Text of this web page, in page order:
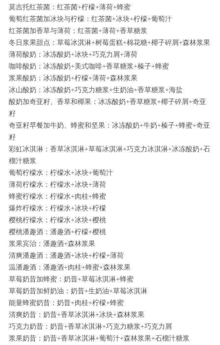
莫吉托红茶菌：红茶菌+柠檬+薄荷+蜂蜜
葡萄红茶菌加冰块与柠檬：红茶菌+冰块+柠檬+葡萄汁
红茶菌加香草与薄荷：红茶菌+薄荷+香草糖浆
冬日浆果甜点：草莓冰淇淋+树莓蛋糕+棉花糖+椰子碎屑+森林浆果
薄荷酸奶：冰冻酸奶+冰块+巧克力屑+薄荷
咖啡酸奶：冰冻酸奶+美式咖啡+香草糖浆+榛子+蜂蜜
浆果酸奶：冰冻酸奶+柠檬+薄荷+森林浆果
冰山酸奶：冰冻酸奶+巧克力糖浆+生奶油+香草糖浆+海盐
酸奶加奇亚籽、香草和椰果：冰冻酸奶+香草糖浆+椰子碎屑+奇亚
籽
奇亚籽早餐加牛奶、蜂蜜和坚果：冰冻酸奶+牛奶+榛子+蜂蜜+奇亚
籽
彩虹冰淇淋：香草冰淇淋+草莓冰淇淋+巧克力冰淇淋+冰冻酸奶+石
榴汁糖浆
葡萄柠檬水：柠檬水+冰块+葡萄汁
薄荷柠檬水：柠檬水+冰块+薄荷
蜂蜜柠檬水：柠檬水+肉桂+蜂蜜
爆炸柠檬水：柠檬水+冰块+柠檬
樱桃柠檬水：柠檬水+冰块+樱桃
樱桃潘趣酒：潘趣酒+柠檬+樱桃
浆果宾治：潘趣酒+森林浆果
清爽潘趣酒：潘趣酒+冰块+柠檬+薄荷
温潘趣酒：潘趣酒+肉桂+蜂蜜+森林浆果
草莓奶昔加蜂蜜：奶昔+草莓冰淇淋+蜂蜜
草莓奶昔加鲜奶油：奶昔+生奶油+草莓冰淇淋
能量蜂蜜奶昔：奶昔+肉桂+柠檬+蜂蜜
清爽奶昔：奶昔+香草冰淇淋+冰块+森林浆果
巧克力奶昔：奶昔+香草冰淇淋+巧克力糖浆+巧克力屑
浆果奶昔：奶昔+香草冰淇淋+葡萄汁+森林浆果+石榴汁糖浆